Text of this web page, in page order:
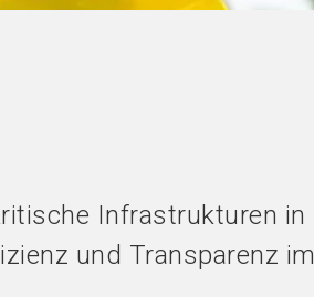
Infrastrukturen in
und Transparenz im